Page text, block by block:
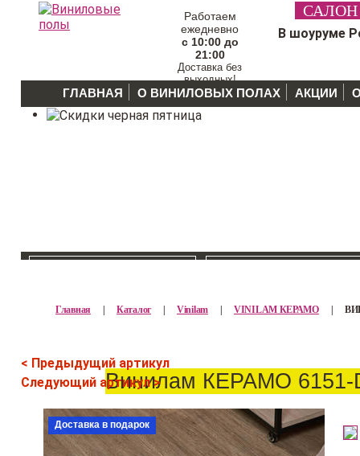
Работаем
ежедневно
с 10:00 до
21:00
Доставка без
выходных!
В шоуруме
ГЛАВНАЯ О ВИНИЛОВЫХ ПОЛАХ АКЦИИ
Главная | Каталог | Vinilam | VINILAM КЕРАМО |
< Предыдущий артикул
Следующий артикул >Винилам КЕРАМО 6151-
Доставка в подарок